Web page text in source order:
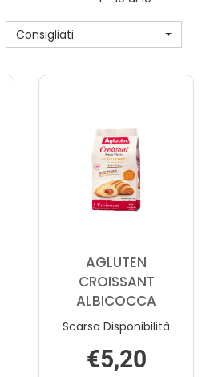
Consigliati
AGLUTEN
CROISSANT
ALBICOCCA
Scarsa Disponibilità
€5,20